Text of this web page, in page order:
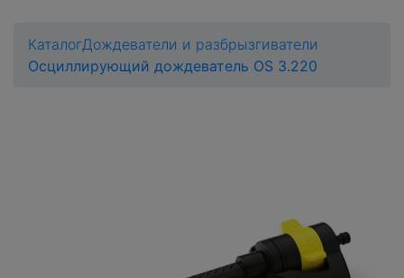
КаталогДождеватели и разбрызгиватели
Осциллирующий дождеватель OS 3.220